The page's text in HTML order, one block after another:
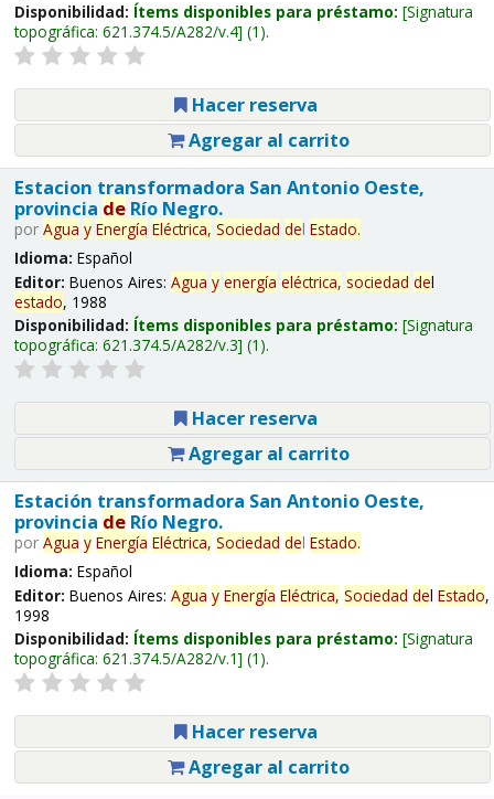
Disponibilidad: Ítems disponibles para préstamo: Signatura
topográfica: 621.374.5/A282/v.4 (1).
Hacer reserva
Agregar al carrito
Estacion transformadora San Antonio Oeste,
provincia deRío Negro.
por Agua y Energía Eléctrica, Sociedad del Estado.
Idioma: Español
Editor: Buenos Aires: Agua y energía eléctrica, sociedad del
estado, 1988
Disponibilidad: Ítems disponibles para préstamo: Signatura
topográfica: 621.374.5/A282/v.3 (1).
Hacer reserva
Agregar al carrito
Estación transformadora San Antonio Oeste,
provincia deRío Negro.
por Agua y Energía Eléctrica, Sociedad del Estado.
Idioma: Español
Editor: Buenos Aires: Agua y Energía Eléctrica, Sociedad del Estado,
1998
Disponibilidad: Ítems disponibles para préstamo: Signatura
topográfica: 621.374.5/A282/v.1 (1).
Hacer reserva
Agregar al carrito